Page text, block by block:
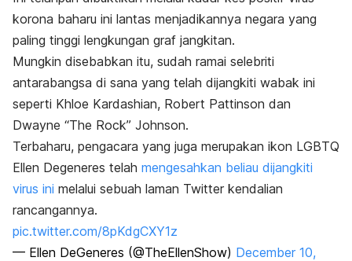
korona baharu ini lantas menjadikannya negara yang
paling tinggi lengkungan graf jangkitan.
Mungkin disebabkan itu, sudah ramai selebriti
antarabangsa di sana yang telah dijangkiti wabak ini
seperti Khloe Kardashian, Robert Pattinson dan
Dwayne “The Rock” Johnson.
Terbaharu, pengacara yang juga merupakan ikon LGBTQ
Ellen Degeneres telah mengesahkan beliau dijangkiti
virus ini melalui sebuah laman Twitter kendalian
rancangannya.
pic.twitter.com/8pKdgCXY1z
— Ellen DeGeneres (@TheEllenShow) December 10,